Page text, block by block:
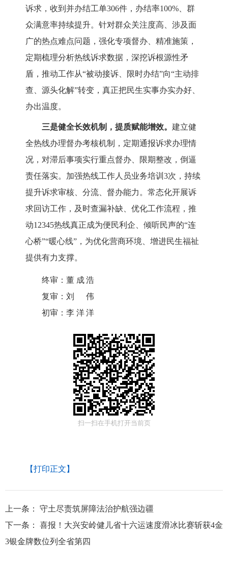
诉求 ， 收到并办结工单306件，办结率100%、群
众满意率持续提升。针对群众关注度高、涉及面
广的热点难点问题，强化专项督办、精准施策，
定期梳理分析热线诉求数据，深挖诉根源性矛
盾，推动工作从“被动接诉、限时办结”向“主动排
查、源头化解”转变，真正把民生实事办实办好、
办出温度。
三是健全长效机制，提质赋能增效。 建立健
全热线办理督办考核机制，定期通报诉求办理情
况 ，对滞后事项实行重点督办、限期整改，倒逼
责任落实。加强热线工作人员业务培训 3次 ， 持续
提升诉求审核、分流、 督办能力 。 常态化开展诉
求回访工作，及时查漏补缺、优化工作流程，推
动12345热线真正成为便民利企、倾听民声的“连
心桥”“暖心线”，为优化营商环境、增进民生福祉
提供有力支撑。
终审： 董成浩
复审： 刘伟
初审： 李洋洋
扫一扫在手机打开当前页
【打印正文】
上一条：
守土尽责筑屏障法治护航强边疆
下一条：
喜报！大兴安岭健儿省十六运速度滑冰比赛斩获4金
3银金牌数位列全省第四